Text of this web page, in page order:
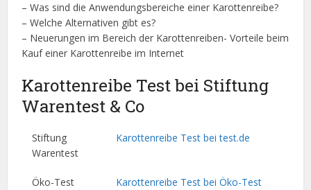
– Was sind die Anwendungsbereiche einer Karottenreibe?
– Welche Alternativen gibt es?
– Neuerungen im Bereich der Karottenreiben- Vorteile beim
Kauf einer Karottenreibe im Internet
Karottenreibe Test bei Stiftung
Warentest & Co
Stiftung
Warentest
Karottenreibe Test bei test.de
Öko-Test Karottenreibe Test bei Öko-Test